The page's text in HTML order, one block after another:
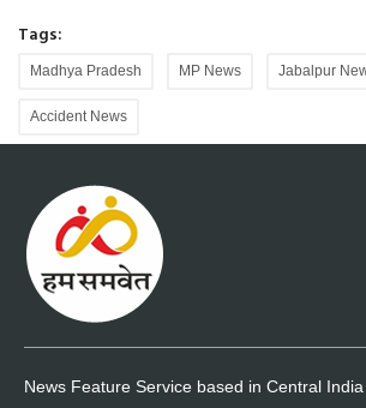
Tags:
Madhya Pradesh MP News Jabalpur
Accident News
News Feature Service based in Central India